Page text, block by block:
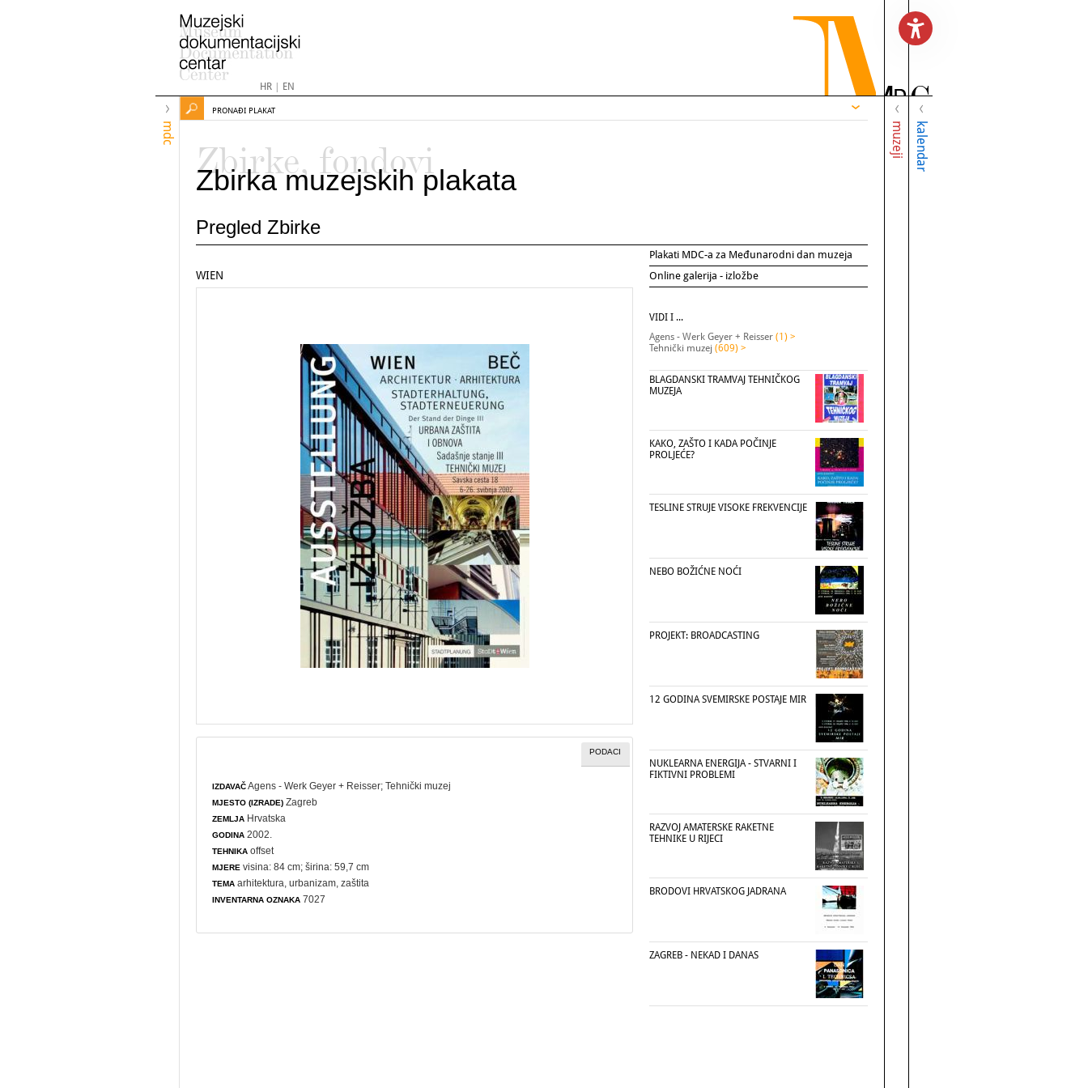
HR| EN
mdc muzeji kalendar
PRONAĐI PLAKAT
Zbirke, fondovi
Zbirka muzejskih plakata
Pregled Zbirke
Plakati MDC-a za Međunarodni dan muzeja
Online galerija - izložbe
WIEN
PODACI
IZDAVAČAgens - Werk Geyer + Reisser;Tehnički muzej
MJESTO (IZRADE) Zagreb
ZEMLJA Hrvatska
GODINA 2002.
TEHNIKA offset
MJERE visina: 84 cm; širina: 59,7 cm
TEMA arhitektura ,urbanizam ,zaštita
INVENTARNA OZNAKA 7027
VIDI I ...
Agens - Werk Geyer + Reisser (1) >
Tehnički muzej (609) >
BLAGDANSKI TRAMVAJ TEHNIČKOG
MUZEJA
KAKO, ZAŠTO I KADA POČINJE
PROLJEĆE?
TESLINE STRUJE VISOKE FREKVENCIJE
NEBO BOŽIĆNE NOĆI
PROJEKT: BROADCASTING
12 GODINA SVEMIRSKE POSTAJE MIR
NUKLEARNA ENERGIJA - STVARNI I
FIKTIVNI PROBLEMI
RAZVOJ AMATERSKE RAKETNE
TEHNIKE U RIJECI
BRODOVI HRVATSKOG JADRANA
ZAGREB - NEKAD I DANAS